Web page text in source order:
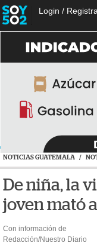
Login /
NOTICIAS GUATEMALA /
De niña, la
joven mató
Con información de
Redacción/Nuestro Diario